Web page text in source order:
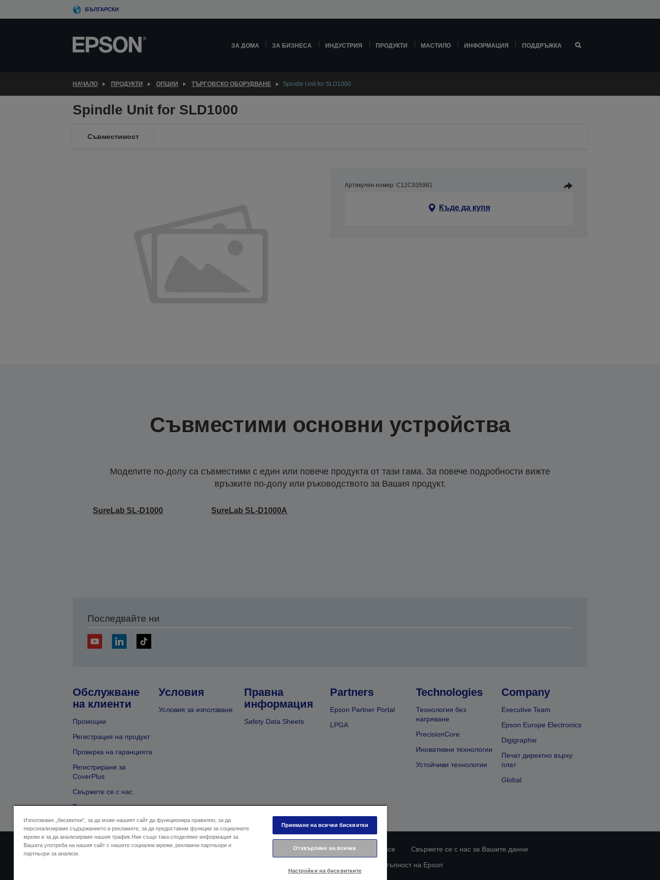
to
БЪЛГАРСКИ
ЗА ДОМА ЗА БИЗНЕСА ИНДУСТРИЯ ПРОДУКТИ МАСТИЛО ИНФОРМАЦИЯ ПОДДРЪЖКА
НАЧАЛО ПРОДУКТИ ОПЦИИ ТЪРГОВСКО ОБОРУДВАНЕ Spindle Unit for SLD1000
Spindle Unit for SLD1000
Съвместимост
Артикулен номер: C12C935981
Къде да купя
Съвместими основни устройства
Моделите по-долу са съвместими с един или повече продукта от тази гама. За повече подробности вижте
връзките по-долу или ръководството за Вашия продукт.
SureLab SL-D1000 SureLab SL-D1000A
Последвайте ни
Обслужване
на клиенти
Промоции
Регистрация на продукт
Проверка на гаранцията
Регистриране за
CoverPlus
Свържете се с нас
Търсене на търговец
Условия
Условия за използване
Правна
информация
Safety Data Sheets
Partners
Epson Partner Portal
LPGA
Technologies
Технология без
нагряване
PrecisionCore
Иновативни технологии
Устойчиви технологии
Company
Executive Team
Epson Europe Electronics
Digigraphie
Печат директно върху
плат
Global
Адрес на продавача Декларация за поверителност EU Data Act Compliance
Свържете се с нас за Вашите данни
Ангажимент за достъпност на Epson
Използваме „бисквитки“, за да може нашият сайт да функционира правилно, за да
персонализираме съдържанието и рекламите, за да предоставим функции за социалните
мрежи и за да анализираме нашия трафик.Ние също така споделяме информация за
Вашата употреба на нашия сайт с нашите социални мрежи, рекламни партньори и
партньори за анализи.
Приемане на всички бисквитки
Отхвърляне на всички
Настройки на бисквитките